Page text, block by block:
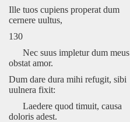
Ille tuos cupiens properat dum
cernere uultus,
130
Nec suus impletur dum meus
obstat amor.
Dum dare dura mihi refugit, sibi
uulnera fixit:
Laedere quod timuit, causa
doloris adest.